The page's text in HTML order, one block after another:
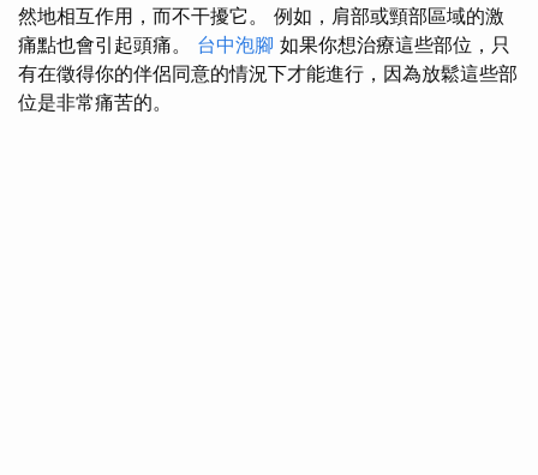
然地相互作用，而不干擾它。 例如，肩部或頸部區域的激
痛點也會引起頭痛。 台中泡腳 如果你想治療這些部位，只
有在徵得你的伴侶同意的情況下才能進行，因為放鬆這些部
位是非常痛苦的。